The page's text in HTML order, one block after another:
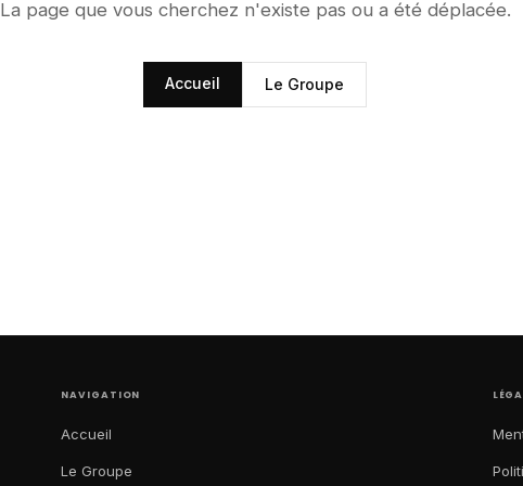
La page que vous cherchez n'existe pas ou a été déplacée.
Accueil Le Groupe
NAVIGATION
Accueil
Le Groupe